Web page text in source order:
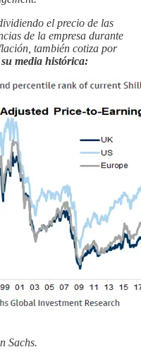
el precio de las
de la empresa durante
también cotiza por
media histórica:
Sachs.